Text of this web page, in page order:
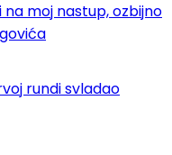
moj nastup, ozbijno
rundi svladao